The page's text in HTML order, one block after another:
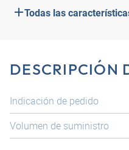
Todas las
DESCRIPCIÓN
Indicación de pedido
Volumen de suministro